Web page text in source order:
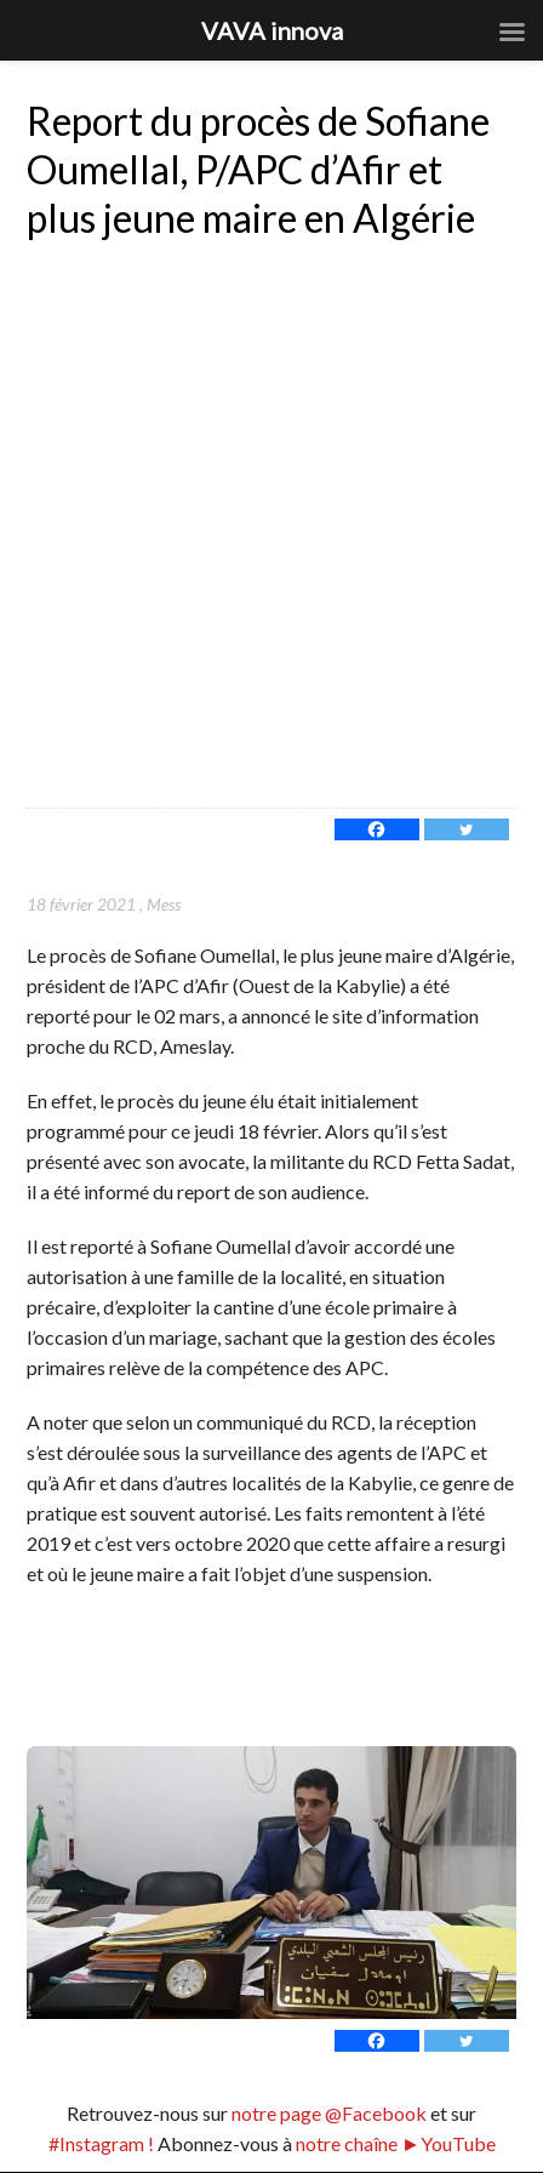
Report du procès de Sofiane
Oumellal, P/APC d’Afir et
plus jeune maire en Algérie
18 février 2021 , Mess
Le procès de Sofiane Oumellal, le plus jeune maire d’Algérie,
président de l’APC d’Afir (Ouest de la Kabylie) a été
reporté pour le 02 mars, a annoncé le site d’information
proche du RCD, Ameslay.
En effet, le procès du jeune élu était initialement
programmé pour ce jeudi 18 février. Alors qu’il s’est
présenté avec son avocate, la militante du RCD Fetta Sadat,
il a été informé du report de son audience.
Il est reporté à Sofiane Oumellal d’avoir accordé une
autorisation à une famille de la localité, en situation
précaire, d’exploiter la cantine d’une école primaire à
l’occasion d’un mariage, sachant que la gestion des écoles
primaires relève de la compétence des APC.
A noter que selon un communiqué du RCD, la réception
s’est déroulée sous la surveillance des agents de l’APC et
qu’à Afir et dans d’autres localités de la Kabylie, ce genre de
pratique est souvent autorisé. Les faits remontent à l’été
2019 et c’est vers octobre 2020 que cette affaire a resurgi
et où le jeune maire a fait l’objet d’une suspension.
Retrouvez-nous surnotre page @Facebook et sur
#Instagram ! Abonnez-vous ànotre chaîne ►YouTube
VAVA innova